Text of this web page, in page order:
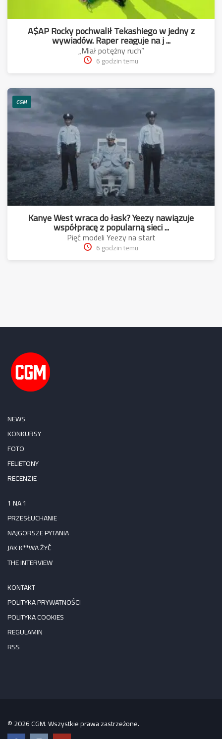
A$AP Rocky pochwalił Tekashiego w jedny z
wywiadów. Raper reaguje na j ...
„Miał potężny ruch”
6 godzin temu
CGM
Kanye West wraca do łask? Yeezy nawiązuje
współpracę z popularną sieci ...
Pięć modeli Yeezy na start
6 godzin temu
NEWS
KONKURSY
FOTO
FELIETONY
RECENZJE
1 NA 1
PRZESŁUCHANIE
NAJGORSZE PYTANIA
JAK K**WA ŻYĆ
THE INTERVIEW
KONTAKT
POLITYKA PRYWATNOŚCI
POLITYKA COOKIES
REGULAMIN
RSS
© 2026 CGM. Wszystkie prawa zastrzeżone.